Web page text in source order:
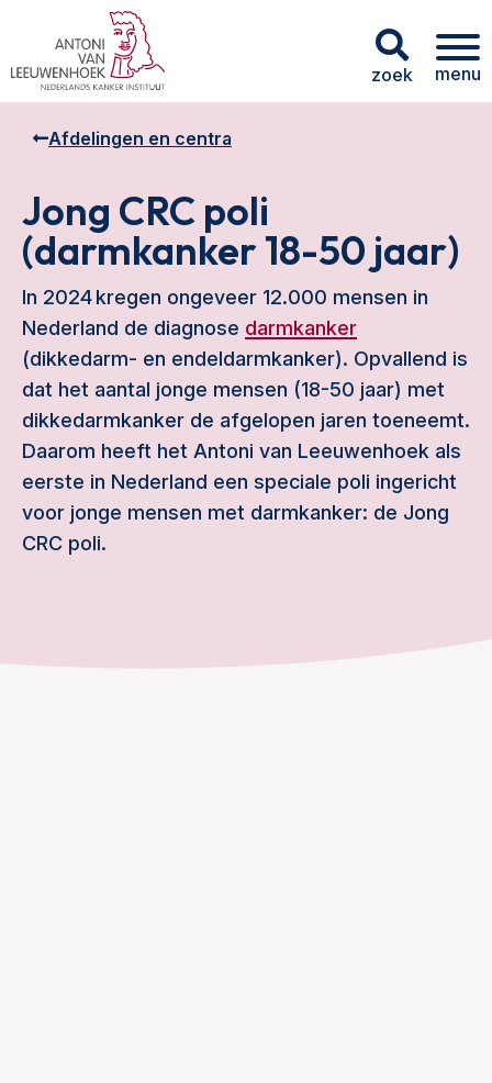
zoek menu
Jong CRC poli
(darmkanker 18-50 jaar)
In 2024 kregen ongeveer 12.000 mensen in
Nederland de diagnose darmkanker
(dikkedarm- en endeldarmkanker). Opvallend is
dat het aantal jonge mensen (18-50 jaar) met
dikkedarmkanker de afgelopen jaren toeneemt.
Daarom heeft het Antoni van Leeuwenhoek als
eerste in Nederland een speciale poli ingericht
voor jonge mensen met darmkanker: de Jong
CRC poli.
Afdelingen en centra